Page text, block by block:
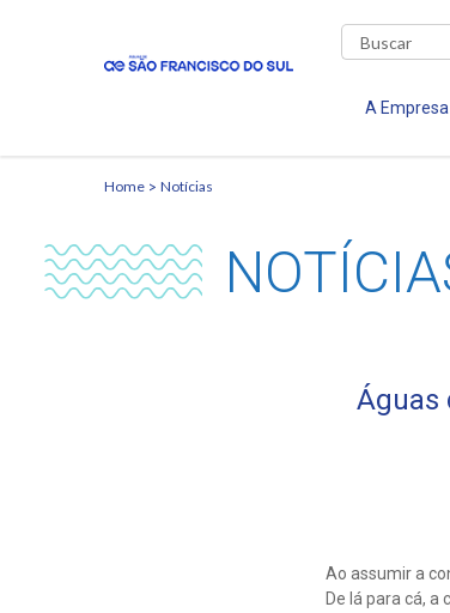
A Empresa
Home Notícias
Águas
Ao assumir a
De lá para cá,